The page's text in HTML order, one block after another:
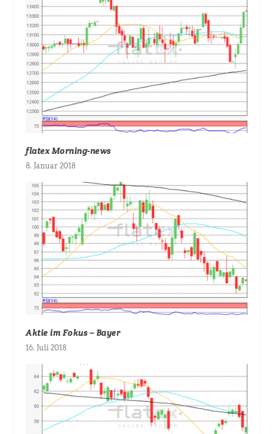
flatex Morning-news
8. Januar 2018
Aktie im Fokus – Bayer
16. Juli 2018